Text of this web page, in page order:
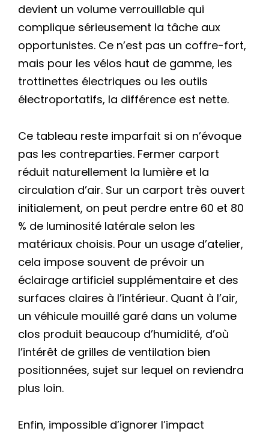
devient un volume verrouillable qui
complique sérieusement la tâche aux
opportunistes. Ce n’est pas un coffre-fort,
mais pour les vélos haut de gamme, les
trottinettes électriques ou les outils
électroportatifs, la différence est nette.
Ce tableau reste imparfait si on n’évoque
pas les contreparties. Fermer carport
réduit naturellement la lumière et la
circulation d’air. Sur un carport très ouvert
initialement, on peut perdre entre 60 et 80
% de luminosité latérale selon les
matériaux choisis. Pour un usage d’atelier,
cela impose souvent de prévoir un
éclairage artificiel supplémentaire et des
surfaces claires à l’intérieur. Quant à l’air,
un véhicule mouillé garé dans un volume
clos produit beaucoup d’humidité, d’où
l’intérêt de grilles de ventilation bien
positionnées, sujet sur lequel on reviendra
plus loin.
Enfin, impossible d’ignorer l’impact